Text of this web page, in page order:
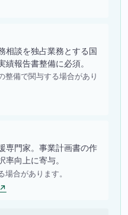
相談を独占業務とする国
報告書整備に必須。
整備で関与する場合があり
専門家。事業計画書の作
向上に寄与。
合があります。